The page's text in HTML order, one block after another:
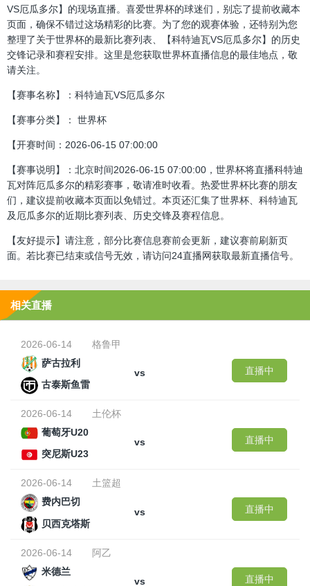
VS厄瓜多尔】的现场直播。喜爱世界杯的球迷们，别忘了提前收藏本
页面，确保不错过这场精彩的比赛。为了您的观赛体验，还特别为您
整理了关于世界杯的最新比赛列表、【科特迪瓦VS厄瓜多尔】的历史
交锋记录和赛程安排。这里是您获取世界杯直播信息的最佳地点，敬
请关注。
【赛事名称】：科特迪瓦VS厄瓜多尔
【赛事分类】： 世界杯
【开赛时间：2026-06-15 07:00:00
【赛事说明】：北京时间2026-06-15 07:00:00，世界杯将直播科特迪
瓦对阵厄瓜多尔的精彩赛事，敬请准时收看。热爱世界杯比赛的朋友
们，建议提前收藏本页面以免错过。本页还汇集了世界杯、科特迪瓦
及厄瓜多尔的近期比赛列表、历史交锋及赛程信息。
【友好提示】请注意，部分比赛信息赛前会更新，建议赛前刷新页
面。若比赛已结束或信号无效，请访问24直播网获取最新直播信号。
相关直播
2026-06-14
格鲁甲
萨古拉利
vs
古泰斯鱼雷
直播中
2026-06-14
土伦杯
葡萄牙U20
vs
突尼斯U23
直播中
2026-06-14
土篮超
费内巴切
vs
贝西克塔斯
直播中
2026-06-14
阿乙
米德兰
vs
直播中